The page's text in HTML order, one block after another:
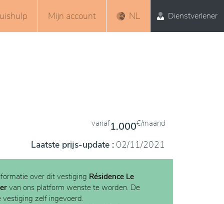
Mijn account NL Dienstverlener
vanaf1.000€/maand
Laatste prijs-update : 02/11/2021
over dit vestiging Résidence Le
van ons platform wenste te worden. De
vestiging zelf ingevoerd.